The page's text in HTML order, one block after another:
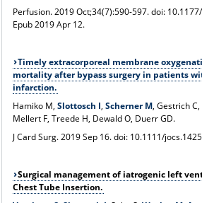
Perfusion. 2019 Oct;34(7):590-597. doi:
Epub 2019 Apr 12.
Timely extracorporeal membrane
mortality after bypass surgery in patients
infarction.
Hamiko M, Slottosch I, Scherner M, Gestrich
Mellert F, Treede H, Dewald O, Duerr GD.
J Card Surg. 2019 Sep 16. doi: 10.1111/
Surgical management of iatrogenic left
Chest Tube Insertion.